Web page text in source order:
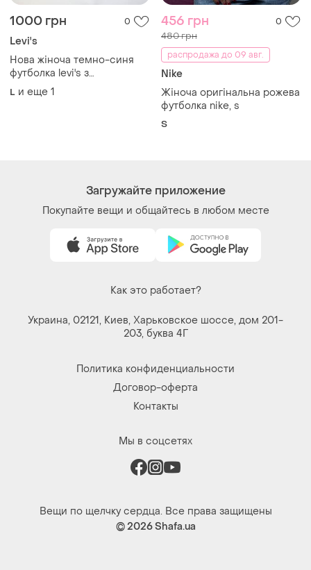
1000 грн 0
Levi's
Нова жіноча темно-синя
футболка levi's з
оригінальним принтом
(розмір xl)
L и еще 1
456 грн 0
480 грн
распродажа до 09 авг.
Nike
Жіноча оригінальна рожева
футболка nike, s
S
Загружайте приложение
Покупайте вещи и общайтесь в любом месте
Как это работает?
Украина, 02121, Киев, Харьковское шоссе, дом 201-
203, буква 4Г
Политика конфиденциальности
Договор-оферта
Контакты
Мы в соцсетях
Вещи по щелчку сердца. Все права защищены
© 2026Shafa.ua